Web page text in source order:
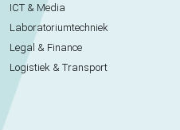
ICT & Media
Laboratoriumtechniek
Legal & Finance
Logistiek & Transport